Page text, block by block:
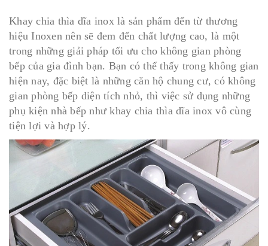
Khay chia thìa dĩa inox là sản phẩm đến từ thương
hiệu Inoxen nên sẽ đem đến chất lượng cao, là một
trong những giải pháp tối ưu cho không gian phòng
bếp của gia đình bạn. Bạn có thể thấy trong không gian
hiện nay, đặc biệt là những căn hộ chung cư, có không
gian phòng bếp diện tích nhỏ, thì việc sử dụng những
phụ kiện nhà bếp như khay chia thìa dĩa inox vô cùng
tiện lợi và hợp lý.